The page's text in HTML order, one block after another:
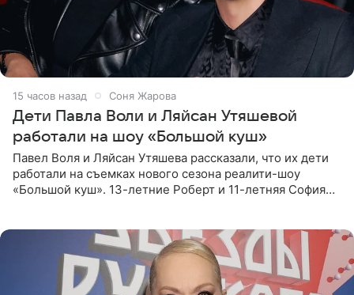
15 часов назад Соня Жарова
Дети Павла Воли и Ляйсан Утяшевой
работали на шоу «Большой куш»
Павел Воля и Ляйсан Утяшева рассказали, что их дети
работали на съемках нового сезона реалити-шоу
«Большой куш». 13-летние Роберт и 11-летняя София